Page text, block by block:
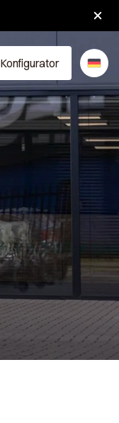
Konfigurator